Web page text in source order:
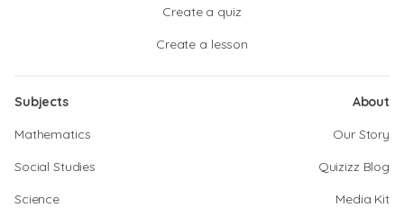
Create a quiz
Create a lesson
Subjects
Mathematics
Social Studies
Science
About
Our Story
Quizizz Blog
Media Kit